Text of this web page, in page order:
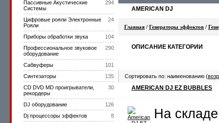
294
Пассивные Акустические
Системы
24
Цифровые рояли Электронные
Рояли
104
Приборы обработки звука
290
Профессиональное звуковое
оборудование
101
Сабвуферы
135
Синтезаторы
30
CD DVD MD проигрыватели,
рекордеры
126
DJ оборудование
8
Dj процессоры эффектов
AMERICAN DJ
Главная / Генераторы эффектов /
ОПИСАНИЕ КАТЕГОРИИ
Сортировать по: наименованию (возр
AMERICAN DJ EZ BUBBLES
На